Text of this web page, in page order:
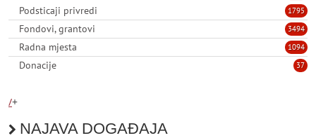
1795
Podsticaji privredi
3494
Fondovi, grantovi
1094
Radna mjesta
37
Donacije
/+
NAJAVA DOGAĐAJA